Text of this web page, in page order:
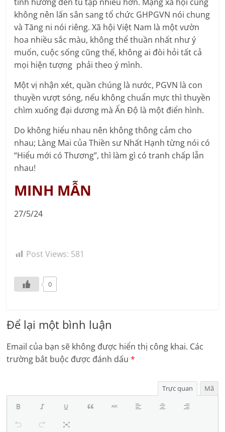
tình hướng đến tu tập nhiều hơn. Mạng xã hội cũng
không nên lấn sân sang tổ chức GHPGVN nói chung
và Tăng ni nói riêng. Xã hội Việt Nam là một vườn
hoa nhiều sắc màu, không thể thuần nhất như ý
muốn, cuộc sống cũng thế, không ai đòi hỏi tất cả
mọi hiện tượng phải theo ý mình.
Một vị nhận xét, quần chúng là nước, PGVN là con
thuyền vượt sóng, nếu không chuẩn mực thì thuyền
chìm xuống đại dương mà Ấn Độ là một điển hình.
Do không hiểu nhau nên không thông cảm cho
nhau; Làng Mai của Thiền sư Nhất Hạnh từng nói có
“Hiểu mới có Thương”, thì làm gì có tranh chấp lẫn
nhau!
MINH MẪN
27/5/24
Post Views: 581
0
Để lại một bình luận
Email của bạn sẽ không được hiển thị công khai. Các
trường bắt buộc được đánh dấu*
Trực quan Mã